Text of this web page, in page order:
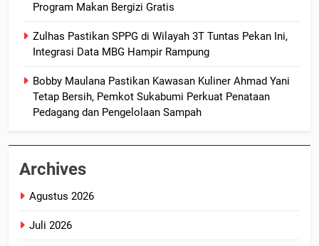
Program Makan Bergizi Gratis
Zulhas Pastikan SPPG di Wilayah 3T Tuntas Pekan Ini,
Integrasi Data MBG Hampir Rampung
Bobby Maulana Pastikan Kawasan Kuliner Ahmad Yani
Tetap Bersih, Pemkot Sukabumi Perkuat Penataan
Pedagang dan Pengelolaan Sampah
Archives
Agustus 2026
Juli 2026